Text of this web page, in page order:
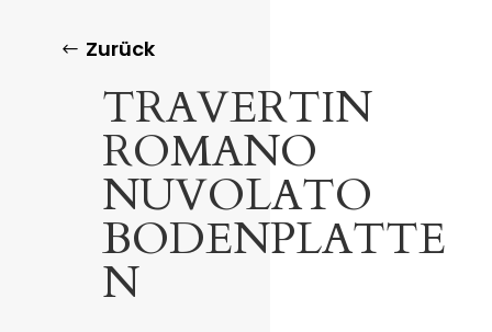
Zurück
TRAVERTIN
ROMANO
NUVOLATO
BODENPLATTE
N